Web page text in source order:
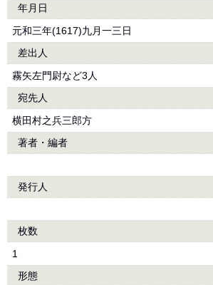
年月日
元和三年(1617)九月一三日
差出人
霧矢左門尉など3人
宛先人
横田村之兵三郎方
著者・編者
発行人
枚数
1
形態